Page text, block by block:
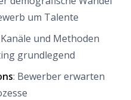
um Talente
und Methoden
grundlegend
: Bewerber erwarten